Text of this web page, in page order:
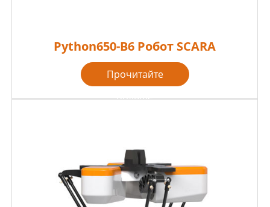
Python650-B6 Робот SCARA
Прочитайте
больше